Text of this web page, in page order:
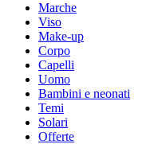
Marche
Viso
Make-up
Corpo
Capelli
Uomo
Bambini e neonati
Temi
Solari
Offerte